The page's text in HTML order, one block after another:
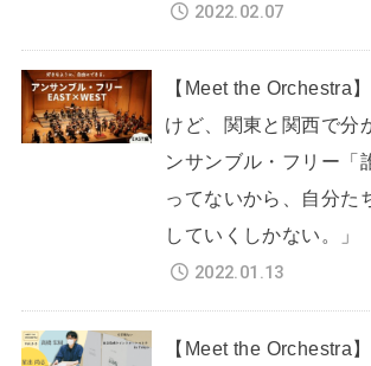
2022.02.07
【Meet the Orchestra
けど、関東と関西で分
ンサンブル・フリー「
ってないから、自分た
していくしかない。」
2022.01.13
【Meet the Orchestra